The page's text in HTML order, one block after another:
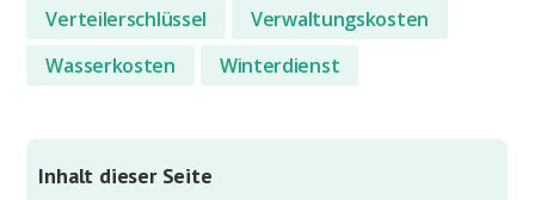
Verteilerschlüssel
Verwaltungskosten
Wasserkosten
Winterdienst
Inhalt dieser Seite